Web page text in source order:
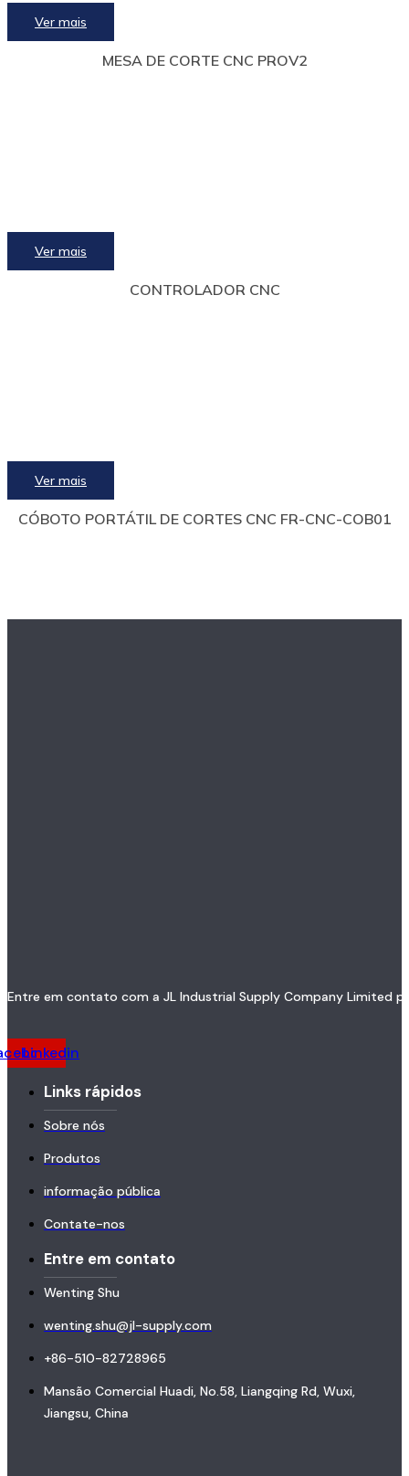
Ver mais
MESA DE CORTE CNC PROV2
Ver mais
CONTROLADOR CNC
Ver mais
CÓBOTO PORTÁTIL DE CORTES CNC FR-CNC-COB01
Entre em contato com a JL Industrial Supply Company Limited
Linkedin
Links rápidos
Sobre nós
Produtos
informação pública
Contate-nos
Entre em contato
Wenting Shu
wenting.shu@jl-supply.com
+86-510-82728965
Mansão Comercial Huadi, No.58, Liangqing Rd, Wuxi,
Jiangsu, China